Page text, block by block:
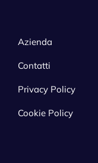
Azienda
Contatti
Privacy Policy
Cookie Policy